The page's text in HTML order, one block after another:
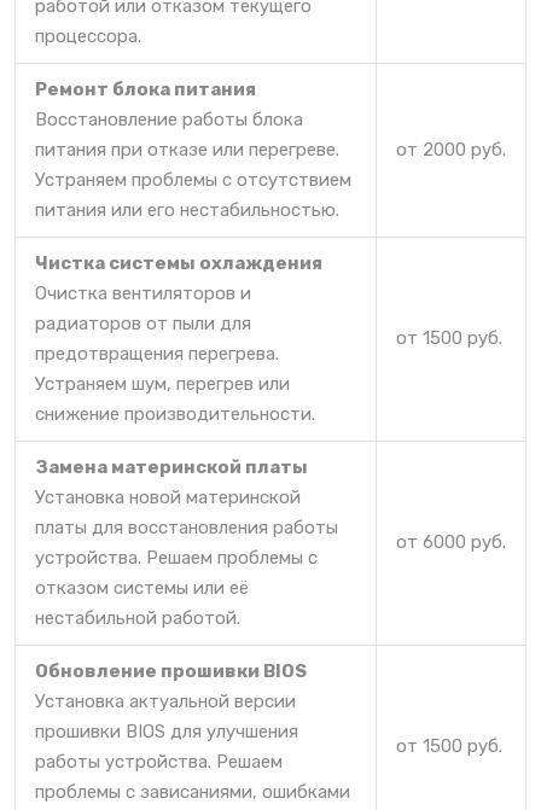
работой или отказом текущего
процессора.
Ремонт блока питания
Восстановление работы блока
питания при отказе или перегреве.
Устраняем проблемы с отсутствием
питания или его нестабильностью.
от 2000 руб.
Чистка системы охлаждения
Очистка вентиляторов и
радиаторов от пыли для
предотвращения перегрева.
Устраняем шум, перегрев или
снижение производительности.
от 1500 руб.
Замена материнской платы
Установка новой материнской
платы для восстановления работы
устройства. Решаем проблемы с
отказом системы или её
нестабильной работой.
от 6000 руб.
Обновление прошивки BIOS
Установка актуальной версии
прошивки BIOS для улучшения
работы устройства. Решаем
проблемы с зависаниями, ошибками
от 1500 руб.